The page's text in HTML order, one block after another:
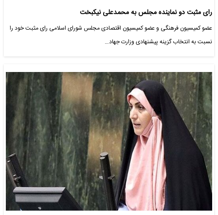
رای مثبت دو نماینده مجلس به محمدعلی نیکبخت
عضو کمیسیون فرهنگی و عضو کمیسیون اقتصادی مجلس شورای اسلامی رای مثبت خود را
نسبت به انتخاب گزینه پیشنهادی وزارت جهاد…